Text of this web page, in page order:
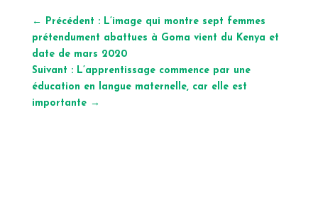
←
Précédent : L’image qui montre sept femmes
prétendument abattues à Goma vient du Kenya et
date de mars 2020
Suivant : L’apprentissage commence par une
éducation en langue maternelle, car elle est
importante→